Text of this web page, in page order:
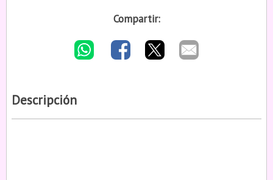
Compartir:
Descripción